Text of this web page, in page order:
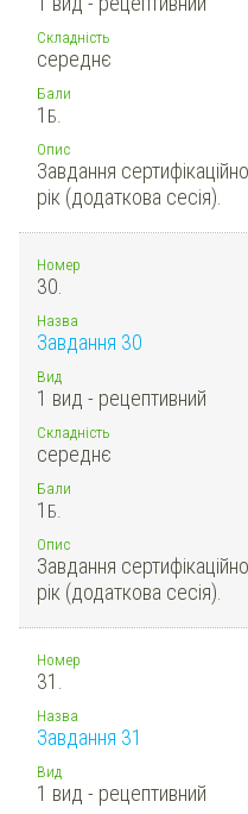
Складність
середнє
Бали
1 Б.
Опис
Завдання
рік (додаткова сесія).
Номер
30.
Назва
Завдання 30
Вид
1 вид - рецептивний
Складність
середнє
Бали
1 Б.
Опис
Завдання
рік (додаткова сесія).
Номер
31.
Назва
Завдання 31
Вид
1 вид - рецептивний